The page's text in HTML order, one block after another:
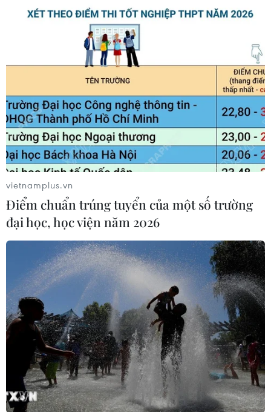
Nguyễn Phi Phi Anh làm tổng đạo diễn
Davines Hair Show 2016
12/10/2016 03:35
Nguyễn Phi Phi Anh tiếp tục đảm nhận vị trí tổng đạo
diễn Davines Hair Show 2016. Đây là lần thứ ba,
Nguyễn Phi Phi Anh đạo diễn chương trình này. Ở 2
chương trình trước, anh đã để lại dấu ấn độc đáo.
vietnamplus.vn
Điểm chuẩn trúng tuyển của một số trường
đại học, học viện năm 2026